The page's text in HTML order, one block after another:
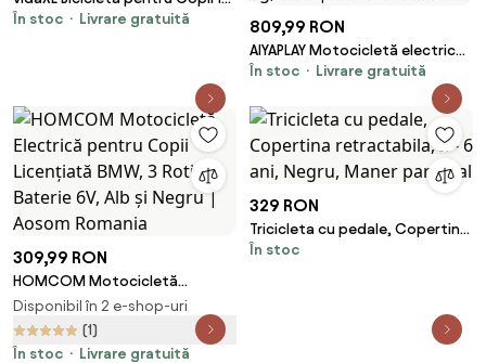
Inci pentru 5-7 ani Violet
În stoc Livrare gratuită 809,99 RON
AIYAPLAY Motocicletă electrică
pentru copii 12V, 37-96 luni, 2
detașabile, 30 kg, albă | Aosom
Romania
În stoc Livrare gratuită
309,99 RON
HOMCOM Motocicletă
Electrică pentru Copii
Licențiată BMW, 3 Roti, Baterie
6V, Alb și Negru | Aosom
Disponibil în 2 e-shop-uri
(1)
În stoc
Livrare gratuită
329 RON
Tricicleta cu pedale, Copertina
retractabila, 2 - 6 ani, Negru,
În stoc